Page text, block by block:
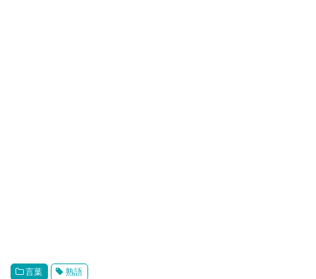
言葉 熟語